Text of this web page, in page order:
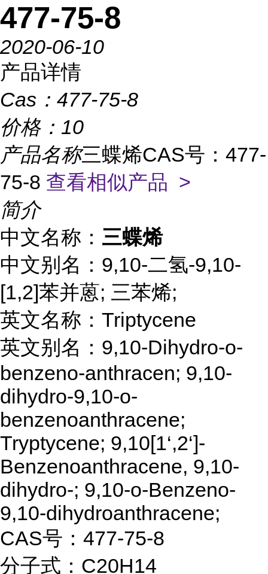
477-75-8
2020-06-10
产品详情
Cas： 477-75-8
价格： 10
产品名称三蝶烯CAS号：477-
75-8 查看相似产品 >
简介
中文名称： 三蝶烯
中文别名：9,10-二氢-9,10-
[1,2]苯并蒽; 三苯烯;
英文名称：Triptycene
英文别名：9,10-Dihydro-o-
benzeno-anthracen; 9,10-
dihydro-9,10-o-
benzenoanthracene;
Tryptycene; 9,10[1‘,2‘]-
Benzenoanthracene, 9,10-
dihydro-; 9,10-o-Benzeno-
9,10-dihydroanthracene;
CAS号：477-75-8
分子式：C20H14